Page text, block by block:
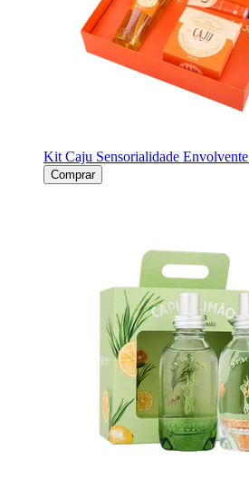
Kit Caju Sensorialidade Envolvente
Comprar